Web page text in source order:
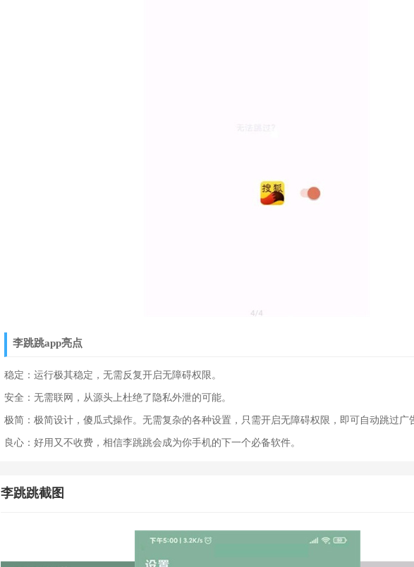
李跳跳app亮点
稳定：运行极其稳定，无需反复开启无障碍权限。
安全：无需联网，从源头上杜绝了隐私外泄的可能。
极简：极简设计，傻瓜式操作。无需复杂的各种设置，只需开启无障碍权限，即可自动跳过广
良心：好用又不收费，相信李跳跳会成为你手机的下一个必备软件。
李跳跳截图